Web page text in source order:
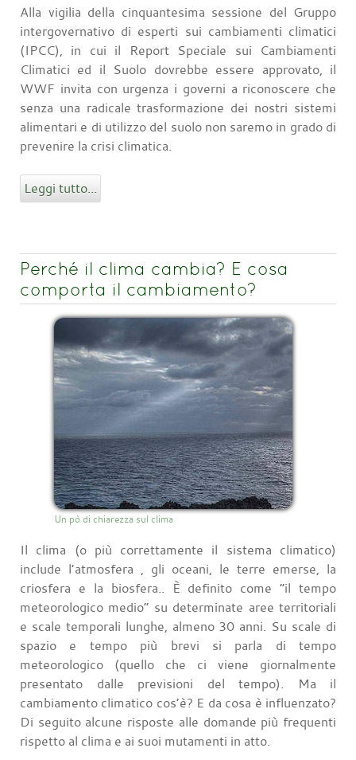
Alla vigilia della cinquantesima sessione del Gruppo
intergovernativo di esperti sui cambiamenti climatici
(IPCC), in cui il Report Speciale sui Cambiamenti
Climatici ed il Suolo dovrebbe essere approvato, il
WWF invita con urgenza i governi a riconoscere che
senza una radicale trasformazione dei nostri sistemi
alimentari e di utilizzo del suolo non saremo in grado di
prevenire la crisi climatica.
Leggi tutto...
Perché il clima cambia? E cosa
comporta il cambiamento?
Un pò di chiarezza sul clima
Il clima (o più correttamente il sistema climatico)
include l’atmosfera , gli oceani, le terre emerse, la
criosfera e la biosfera.. È definito come “il tempo
meteorologico medio” su determinate aree territoriali
e scale temporali lunghe, almeno 30 anni. Su scale di
spazio e tempo più brevi si parla di tempo
meteorologico (quello che ci viene giornalmente
presentato dalle previsioni del tempo). Ma il
cambiamento climatico cos’è? E da cosa è influenzato?
Di seguito alcune risposte alle domande più frequenti
rispetto al clima e ai suoi mutamenti in atto.